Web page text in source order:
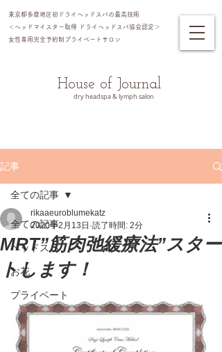
dry headspa & lymph salon
House of Journal
東京都多摩地区初ドライヘッドスパの最高技術
＜ヘッドマイスター​取得 ドライヘッドスパ協会認定＞
女性専用完全予約制プライベートサロン​
記事
全ての記事
ヘッドスパ
お花
プライベート
全ての記事
MRT”筋肉弛緩療法”スター
トします！
rikaaeuroblumekatz
2020年2月13日 読了時間: 2分